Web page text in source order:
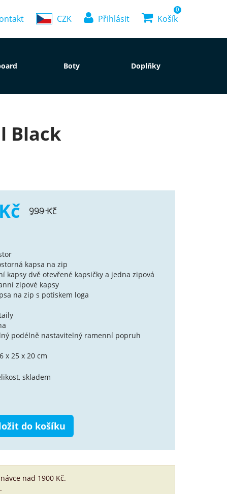
CZK Přihlásit
0
Košík
Boty Doplňky
Black
999 Kč
kapsa na zip
kapsy dvě otevřené kapsičky a jedna zipová
zipové kapsy
na zip s potiskem loga
podélně nastavitelný ramenní popruh
x 25 x 20 cm
skladem
do košíku
nad 1900 Kč.